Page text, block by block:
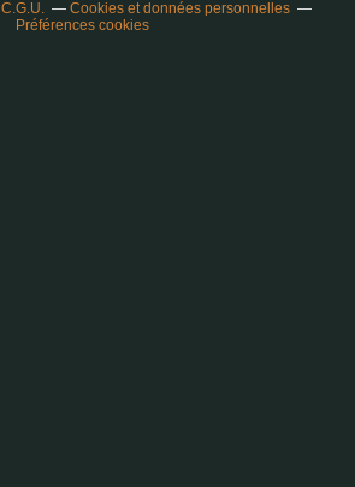
C.G.U.
Cookies et données personnelles
Préférences cookies